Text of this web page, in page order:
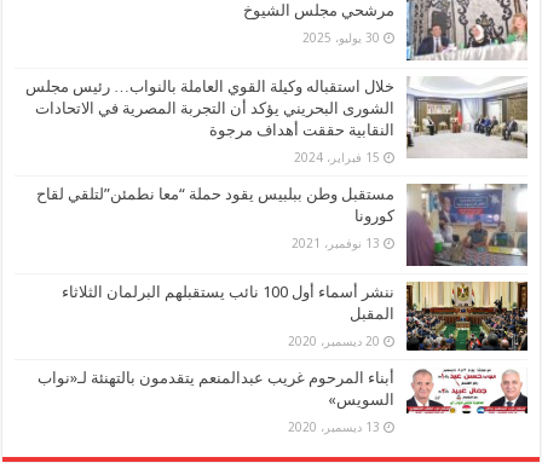
مرشحي مجلس الشيوخ
30 يوليو، 2025
خلال استقباله وكيلة القوي العاملة بالنواب… رئيس مجلس
الشورى البحريني يؤكد أن التجربة المصرية في الاتحادات
النقابية حققت أهداف مرجوة
15 فبراير، 2024
مستقبل وطن ببلبيس يقود حملة “معا نطمئن”لتلقي لقاح
كورونا
13 نوفمبر، 2021
ننشر أسماء أول 100 نائب يستقبلهم البرلمان الثلاثاء
المقبل
20 ديسمبر، 2020
أبناء المرحوم غريب عبدالمنعم يتقدمون بالتهنئة لـ«نواب
السويس»
13 ديسمبر، 2020